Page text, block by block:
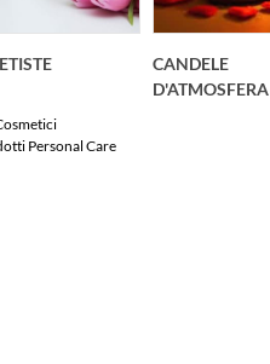
Personal Care
CANDELE
D'ATMOSFERA